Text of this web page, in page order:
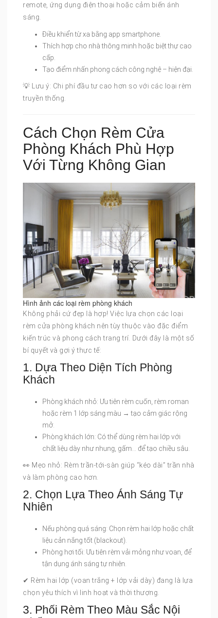
remote, ứng dụng điện thoại hoặc cảm biến ánh
sáng.
Điều khiển từ xa bằng app smartphone.
Thích hợp cho nhà thông minh hoặc biệt thự cao
cấp.
Tạo điểm nhấn phong cách công nghệ – hiện đại.
💡 Lưu ý: Chi phí đầu tư cao hơn so với các loại rèm
truyền thống.
Cách Chọn Rèm Cửa
Phòng Khách Phù Hợp
Với Từng Không Gian
Hình ảnh các loại rèm phòng khách
Không phải cứ đẹp là hợp! Việc lựa chọn các loại
rèm cửa phòng khách nên tùy thuộc vào đặc điểm
kiến trúc và phong cách trang trí. Dưới đây là một số
bí quyết và gợi ý thực tế:
1. Dựa Theo Diện Tích Phòng
Khách
Phòng khách nhỏ: Ưu tiên rèm cuốn, rèm roman
hoặc rèm 1 lớp sáng màu → tạo cảm giác rộng
mở.
Phòng khách lớn: Có thể dùng rèm hai lớp với
chất liệu dày như nhung, gấm… để tạo chiều sâu.
👀 Mẹo nhỏ: Rèm trần-tới-sàn giúp “kéo dài” trần nhà
và làm phòng cao hơn.
2. Chọn Lựa Theo Ánh Sáng Tự
Nhiên
Nếu phòng quá sáng: Chọn rèm hai lớp hoặc chất
liệu cản nắng tốt (blackout).
Phòng hơi tối: Ưu tiên rèm vải mỏng như voan, để
tận dụng ánh sáng tự nhiên.
✔ Rèm hai lớp (voan trắng + lớp vải dày) đang là lựa
chọn yêu thích vì linh hoạt và thời thượng.
3. Phối Rèm Theo Màu Sắc Nội